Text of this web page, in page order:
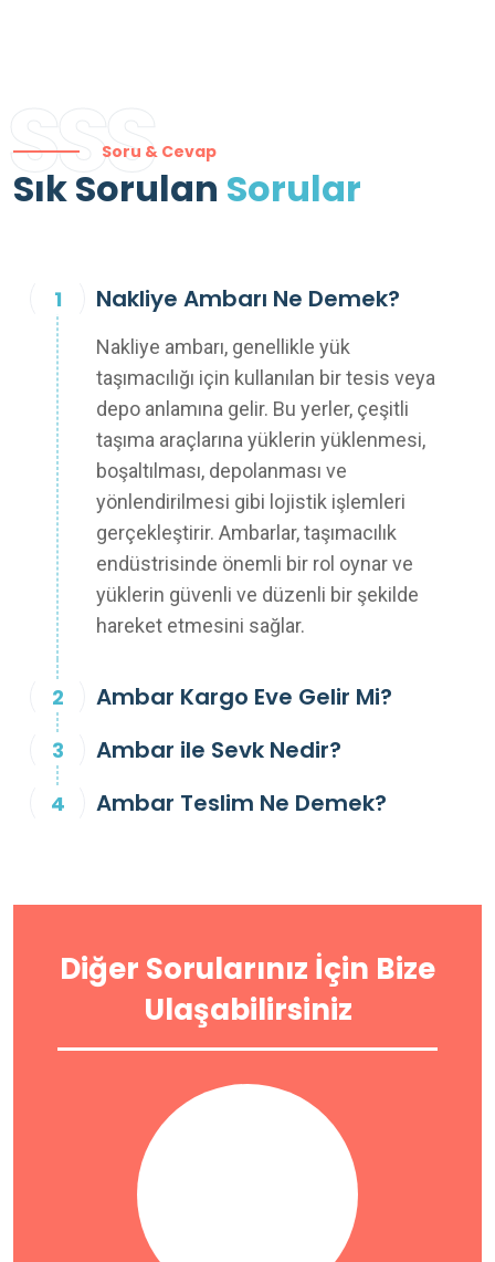
SSSSoru & Cevap
Sık Sorulan Sorular
Nakliye Ambarı Ne Demek?
Nakliye ambarı, genellikle yük
taşımacılığı için kullanılan bir tesis veya
depo anlamına gelir. Bu yerler, çeşitli
taşıma araçlarına yüklerin yüklenmesi,
boşaltılması, depolanması ve
yönlendirilmesi gibi lojistik işlemleri
gerçekleştirir. Ambarlar, taşımacılık
endüstrisinde önemli bir rol oynar ve
yüklerin güvenli ve düzenli bir şekilde
hareket etmesini sağlar.
Ambar Kargo Eve Gelir Mi?
Ambar ile Sevk Nedir?
Ambar Teslim Ne Demek?
Diğer Sorularınız İçin Bize
Ulaşabilirsiniz